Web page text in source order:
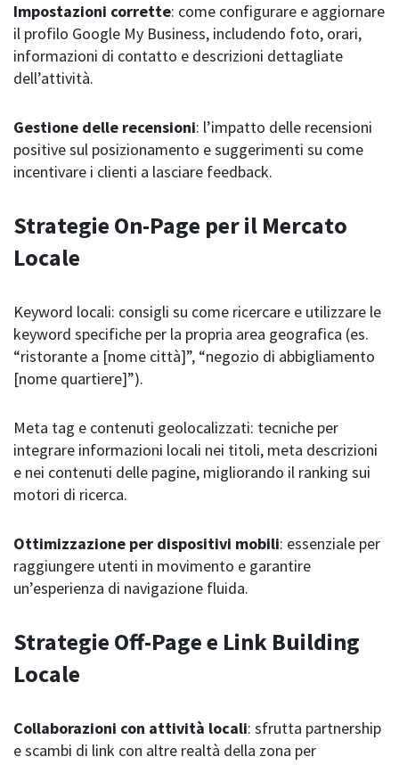
Impostazioni corrette: come configurare e aggiornare
il profilo Google My Business, includendo foto, orari,
informazioni di contatto e descrizioni dettagliate
dell’attività.
Gestione delle recensioni: l’impatto delle recensioni
positive sul posizionamento e suggerimenti su come
incentivare i clienti a lasciare feedback.
Strategie On-Page per il Mercato
Locale
Keyword locali: consigli su come ricercare e utilizzare le
keyword specifiche per la propria area geografica (es.
“ristorante a [nome città]”, “negozio di abbigliamento
[nome quartiere]”).
Meta tag e contenuti geolocalizzati: tecniche per
integrare informazioni locali nei titoli, meta descrizioni
e nei contenuti delle pagine, migliorando il ranking sui
motori di ricerca.
Ottimizzazione per dispositivi mobili: essenziale per
raggiungere utenti in movimento e garantire
un’esperienza di navigazione fluida.
Strategie Off-Page e Link Building
Locale
Collaborazioni con attività locali: sfrutta partnership
e scambi di link con altre realtà della zona per